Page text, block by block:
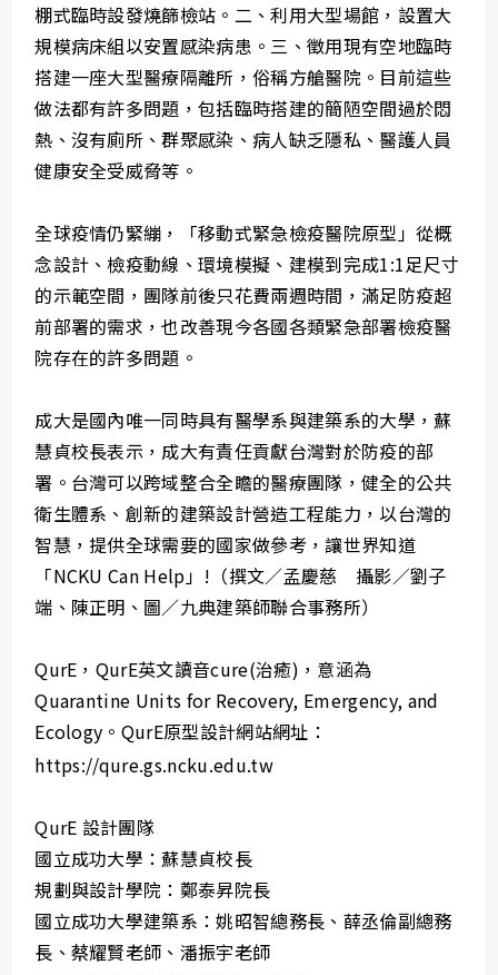
棚式臨時設發燒篩檢站。二、利用大型場館，設置大
規模病床組以安置感染病患。三、徵用現有空地臨時
搭建一座大型醫療隔離所，俗稱方艙醫院。目前這些
做法都有許多問題，包括臨時搭建的簡陋空間過於悶
熱、沒有廁所、群聚感染、病人缺乏隱私、醫護人員
健康安全受威脅等。
全球疫情仍緊繃，「移動式緊急檢疫醫院原型」從概
念設計、檢疫動線、環境模擬、建模到完成1:1足尺寸
的示範空間，團隊前後只花費兩週時間，滿足防疫超
前部署的需求，也改善現今各國各類緊急部署檢疫醫
院存在的許多問題。
成大是國內唯一同時具有醫學系與建築系的大學，蘇
慧貞校長表示，成大有責任貢獻台灣對於防疫的部
署。台灣可以跨域整合全瞻的醫療團隊，健全的公共
衛生體系、創新的建築設計營造工程能力，以台灣的
智慧，提供全球需要的國家做參考，讓世界知道
「NCKU Can Help」!（撰文／孟慶慈 攝影／劉子
端、陳正明、圖／九典建築師聯合事務所）
QurE，QurE英文讀音cure(治癒)，意涵為
Quarantine Units for Recovery, Emergency, and
Ecology。QurE原型設計網站網址：
https://qure.gs.ncku.edu.tw
QurE 設計團隊
國立成功大學：蘇慧貞校長
規劃與設計學院：鄭泰昇院長
國立成功大學建築系：姚昭智總務長、薛丞倫副總務
長、蔡耀賢老師、潘振宇老師